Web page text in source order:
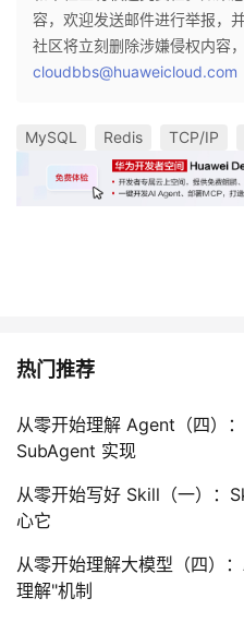
容，欢迎发送邮件进行举报，
社区将立刻删除涉嫌侵权内容，
cloudbbs@huaweicloud.com
MySQL Redis TCP/IP
热门推荐
从零开始理解 Agent（四
SubAgent 实现
从零开始写好 Skill（一）：
心它
从零开始理解大模型（四
理解"机制